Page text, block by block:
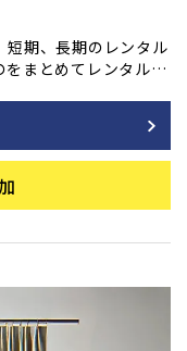
短期、長期のレンタル
をまとめてレンタル